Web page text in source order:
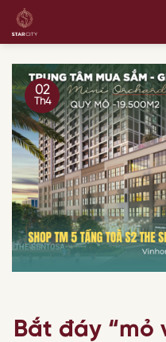
Skip
02
Th4
Bắt đáy “mỏ